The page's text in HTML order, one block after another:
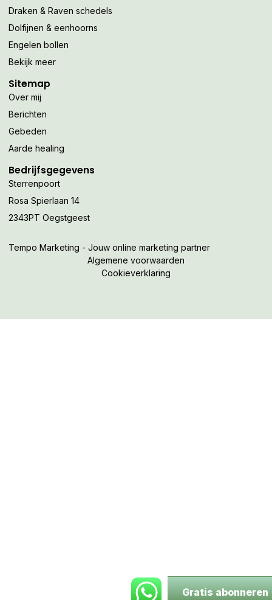
Draken & Raven schedels
Dolfijnen & eenhoorns
Engelen bollen
Bekijk meer
Sitemap
Over mij
Berichten
Gebeden
Aarde healing
Bedrijfsgegevens
Sterrenpoort
Rosa Spierlaan 14
2343PT Oegstgeest
Tempo Marketing - Jouw online marketing partner
Algemene voorwaarden
Cookieverklaring
Gratis abonneren